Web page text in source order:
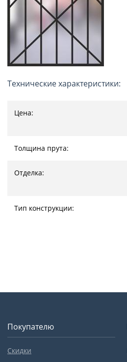
Технические характеристики:
Цена:
Толщина прута:
Отделка:
Тип конструкции:
Покупателю
Скидки